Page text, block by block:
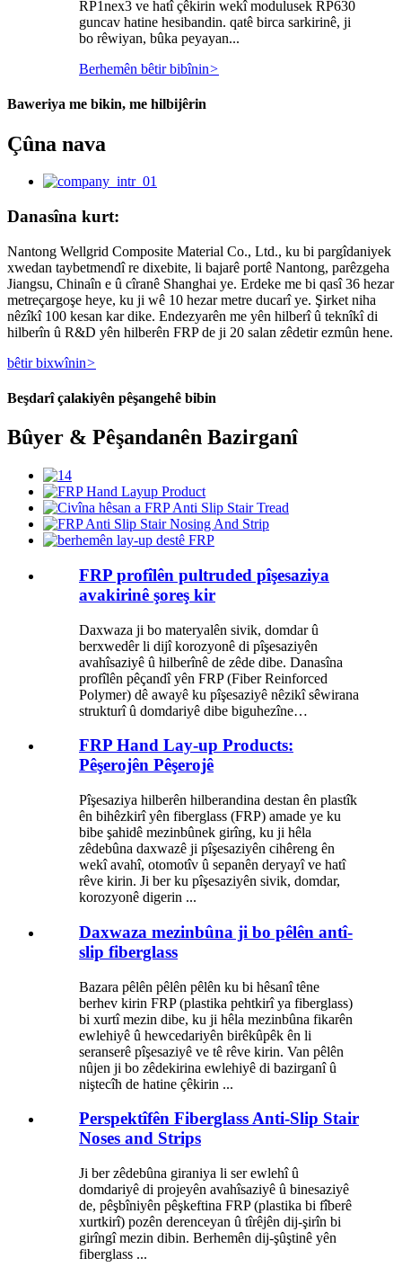
RP1nex3 ve hatî çêkirin wekî modulusek RP630
guncav hatine hesibandin. qatê birca sarkirinê, ji
bo rêwiyan, bûka peyayan...
Berhemên bêtir bibînin>
Baweriya me bikin, me hilbijêrin
Çûna nava
Danasîna kurt:
Nantong Wellgrid Composite Material Co., Ltd., ku bi pargîdaniyek
xwedan taybetmendî re dixebite, li bajarê portê Nantong, parêzgeha
Jiangsu, Chinaîn e û cîranê Shanghai ye. Erdeke me bi qasî 36 hezar
metreçargoşe heye, ku ji wê 10 hezar metre ducarî ye. Şirket niha
nêzîkî 100 kesan kar dike. Endezyarên me yên hilberî û teknîkî di
hilberîn û R&D yên hilberên FRP de ji 20 salan zêdetir ezmûn hene.
bêtir bixwînin>
Beşdarî çalakiyên pêşangehê bibin
Bûyer & Pêşandanên Bazirganî
FRP profîlên pultruded pîşesaziya
avakirinê şoreş kir
Daxwaza ji bo materyalên sivik, domdar û
berxwedêr li dijî korozyonê di pîşesaziyên
avahîsaziyê û hilberînê de zêde dibe. Danasîna
profîlên pêçandî yên FRP (Fiber Reinforced
Polymer) dê awayê ku pîşesaziyê nêzikî sêwirana
strukturî û domdariyê dibe biguhezîne…
FRP Hand Lay-up Products:
Pêşerojên Pêşerojê
Pîşesaziya hilberên hilberandina destan ên plastîk
ên bihêzkirî yên fiberglass (FRP) amade ye ku
bibe şahidê mezinbûnek girîng, ku ji hêla
zêdebûna daxwazê ​​​​ji pîşesaziyên cihêreng ên
wekî avahî, otomotîv û sepanên deryayî ve hatî
rêve kirin. Ji ber ku pîşesaziyên sivik, domdar,
korozyonê digerin ...
Daxwaza mezinbûna ji bo pêlên antî-
slip fiberglass
Bazara pêlên pêlên pêlên ku bi hêsanî têne
berhev kirin FRP (plastika pehtkirî ya fiberglass)
bi xurtî mezin dibe, ku ji hêla mezinbûna fikarên
ewlehiyê û hewcedariyên birêkûpêk ên li
seranserê pîşesaziyê ve tê rêve kirin. Van pêlên
nûjen ji bo zêdekirina ewlehiyê di bazirganî û
niştecîh de hatine çêkirin ...
Perspektîfên Fiberglass Anti-Slip Stair
Noses and Strips
Ji ber zêdebûna giraniya li ser ewlehî û
domdariyê di projeyên avahîsaziyê û binesaziyê
de, pêşbîniyên pêşkeftina FRP (plastika bi fîberê
xurtkirî) pozên derenceyan û tîrêjên dij-şirîn bi
girîngî mezin dibin. Berhemên dij-şûştinê yên
fiberglass ...